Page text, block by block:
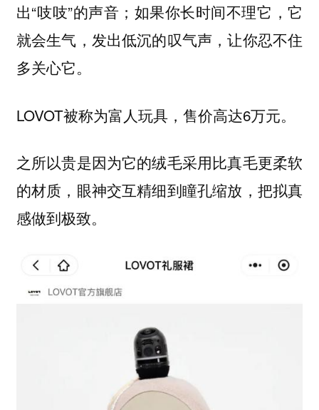
出“吱吱”的声音；如果你长时间不理它，它
就会生气，发出低沉的叹气声，让你忍不住
多关心它。
LOVOT被称为富人玩具，售价高达6万元。
之所以贵是因为它的绒毛采用比真毛更柔软
的材质，眼神交互精细到瞳孔缩放，把拟真
感做到极致。